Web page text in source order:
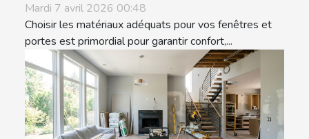
Mardi 7 avril 2026 00:48
Choisir les matériaux adéquats pour vos fenêtres et
portes est primordial pour garantir confort,...